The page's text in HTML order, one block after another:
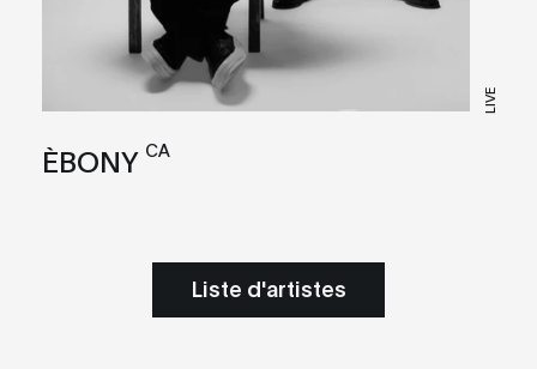
LIVE
ÈBONY CA
Liste d'artistes